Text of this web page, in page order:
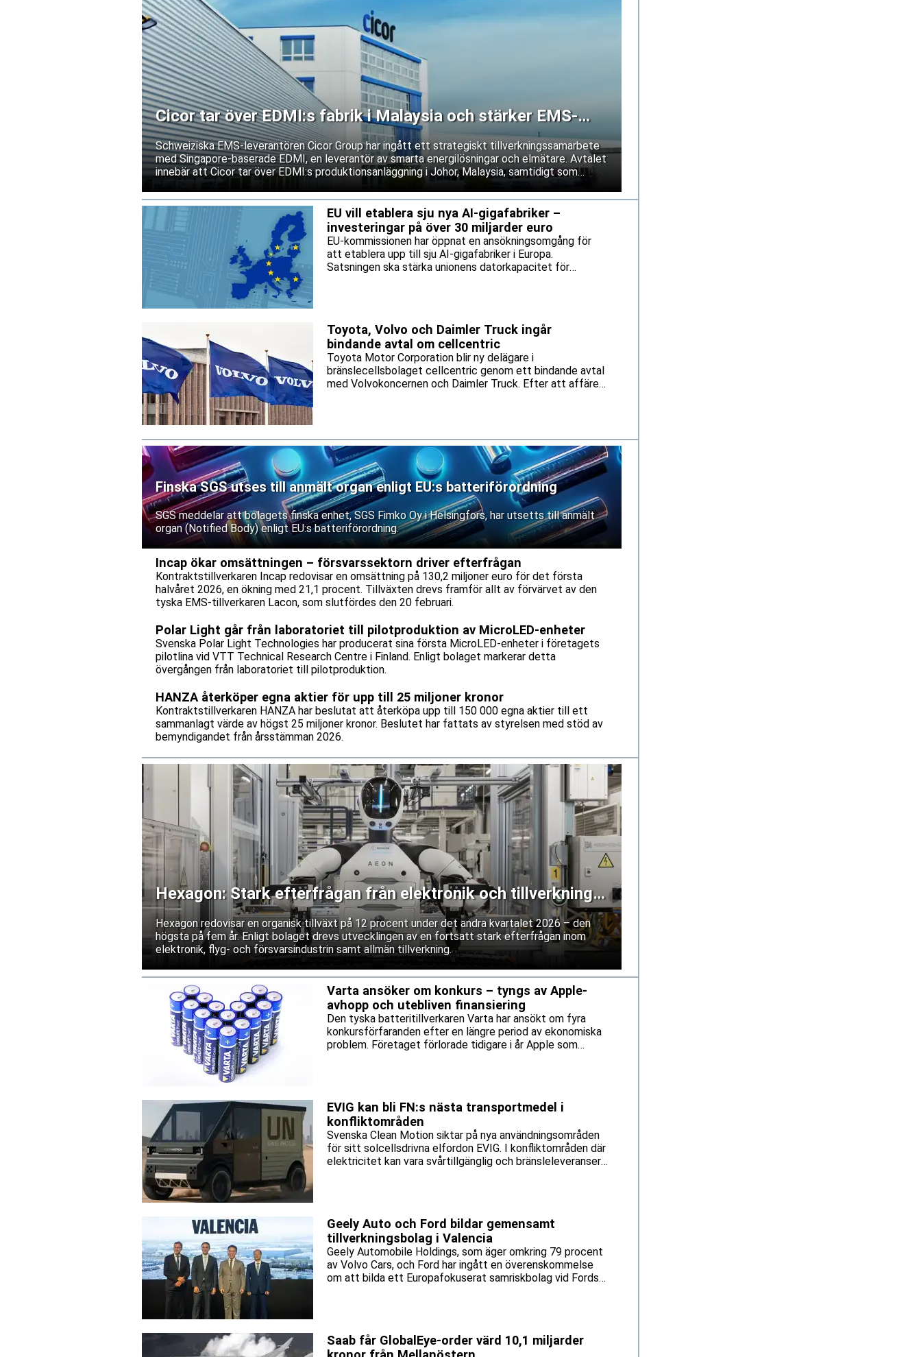
Cicor tar över EDMI:s fabrik i Malaysia och stärker EMS-
kapaciteten i Asien
Schweiziska EMS-leverantören Cicor Group har ingått ett strategiskt tillverkningssamarbete
med Singapore-baserade EDMI, en leverantör av smarta energilösningar och elmätare. Avtalet
innebär att Cicor tar över EDMI:s produktionsanläggning i Johor, Malaysia, samtidigt som
bolagen tecknar ett långsiktigt tillverkningsavtal.
EU vill etablera sju nya AI-gigafabriker –
investeringar på över 30 miljarder euro
EU-kommissionen har öppnat en ansökningsomgång för
att etablera upp till sju AI-gigafabriker i Europa.
Satsningen ska stärka unionens datorkapacitet för
Toyota, Volvo och Daimler Truck ingår
bindande avtal om cellcentric
Toyota Motor Corporation blir ny delägare i
bränslecellsbolaget cellcentric genom ett bindande avtal
med Volvokoncernen och Daimler Truck. Efter att affären
Finska SGS utses till anmält organ enligt EU:s batteriförordning
SGS meddelar att bolagets finska enhet, SGS Fimko Oy i Helsingfors, har utsetts till anmält
organ (Notified Body) enligt EU:s batteriförordning.
Incap ökar omsättningen – försvarssektorn driver efterfrågan
Kontraktstillverkaren Incap redovisar en omsättning på 130,2 miljoner euro för det första
halvåret 2026, en ökning med 21,1 procent. Tillväxten drevs framför allt av förvärvet av den
tyska EMS-tillverkaren Lacon, som slutfördes den 20 februari.
Polar Light går från laboratoriet till pilotproduktion av MicroLED-enheter
Svenska Polar Light Technologies har producerat sina första MicroLED-enheter i företagets
pilotlina vid VTT Technical Research Centre i Finland. Enligt bolaget markerar detta
övergången från laboratoriet till pilotproduktion.
HANZA återköper egna aktier för upp till 25 miljoner kronor
Kontraktstillverkaren HANZA har beslutat att återköpa upp till 150 000 egna aktier till ett
sammanlagt värde av högst 25 miljoner kronor. Beslutet har fattats av styrelsen med stöd av
bemyndigandet från årsstämman 2026.
Hexagon: Stark efterfrågan från elektronik och tillverkning
lyfter kvartalet
Hexagon redovisar en organisk tillväxt på 12 procent under det andra kvartalet 2026 – den
högsta på fem år. Enligt bolaget drevs utvecklingen av en fortsatt stark efterfrågan inom
elektronik, flyg- och försvarsindustrin samt allmän tillverkning.
Varta ansöker om konkurs – tyngs av Apple-
avhopp och utebliven finansiering
Den tyska batteritillverkaren Varta har ansökt om fyra
konkursförfaranden efter en längre period av ekonomiska
problem. Företaget förlorade tidigare i år Apple som
EVIG kan bli FN:s nästa transportmedel i
konfliktområden
Svenska Clean Motion siktar på nya användningsområden
för sitt solcellsdrivna elfordon EVIG. I konfliktområden där
elektricitet kan vara svårtillgänglig och bränsleleveranser
Geely Auto och Ford bildar gemensamt
tillverkningsbolag i Valencia
Geely Automobile Holdings, som äger omkring 79 procent
av Volvo Cars, och Ford har ingått en överenskommelse
om att bilda ett Europafokuserat samriskbolag vid Fords
Saab får GlobalEye-order värd 10,1 miljarder